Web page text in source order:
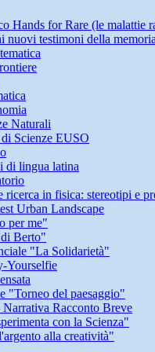
Hands for Rare (le malattie
nuovi testimoni della
Naturali
Scienze EUSO
di lingua latina
ricerca in fisica: stereotipi e
Urban Landscape
per me"
Berto"
"La Solidarietà"
Yourselfie
"Torneo del paesaggio"
Racconto Breve
con la Scienza"
alla creatività"